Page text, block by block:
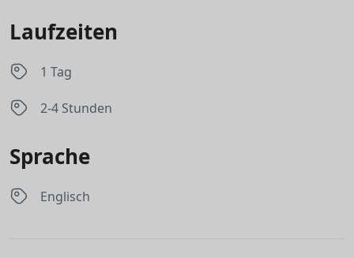
Laufzeiten
1 Tag
2-4 Stunden
Sprache
Englisch